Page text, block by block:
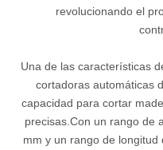
revolucionando el
Una de las características
cortadoras automáticas
capacidad para cortar
precisas.Con un rango de
mm y un rango de longitud